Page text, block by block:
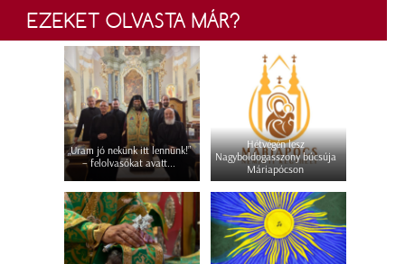
EZEKET OLVASTA MÁR?
„Uram jó nekünk itt lennünk!”
– felolvasókat avatt...
Hétvégén lesz
Nagyboldogasszony búcsúja
Máriapócson